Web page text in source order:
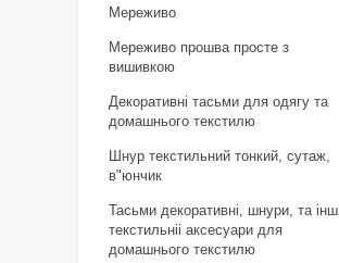
Мереживо
Мереживо прошва просте з
вишивкою
Декоративні тасьми для одягу та
домашнього текстилю
Шнур текстильний тонкий, сутаж,
в"юнчик
Тасьми декоративні, шнури, та інш
текстильніі аксесуари для
домашнього текстилю